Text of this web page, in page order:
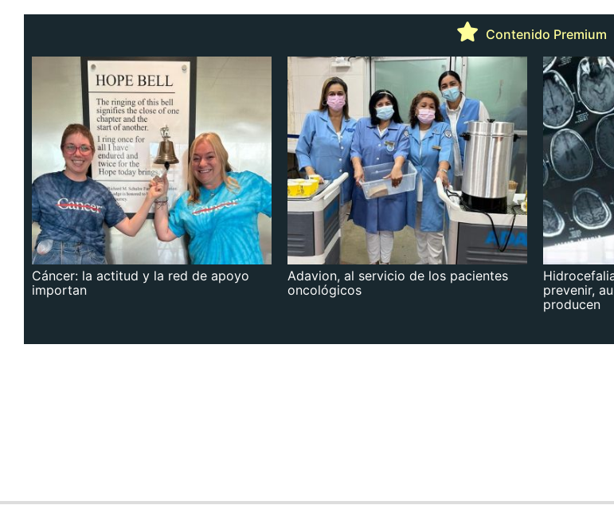
Contenido Premium
Cáncer: la actitud y la red de apoyo
importan
Adavion, al servicio de los pacientes
oncológicos
prevenir,
producen